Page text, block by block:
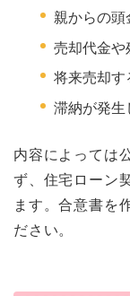
親からの
売却代金や
将来売却す
滞納が発生
内容によっては
ず、住宅ローン
ます。合意書を
ださい。